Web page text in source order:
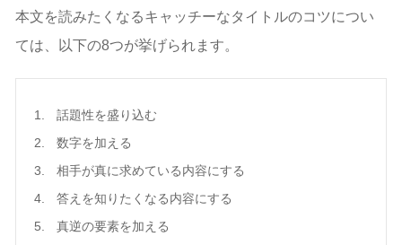
ペルソナの悩みを書き出す
本文を読みたくなるキャッチーなタイトルのコツについ
ては、以下の8つが挙げられます。
話題性を盛り込む
数字を加える
相手が真に求めている内容にする
答えを知りたくなる内容にする
真逆の要素を加える